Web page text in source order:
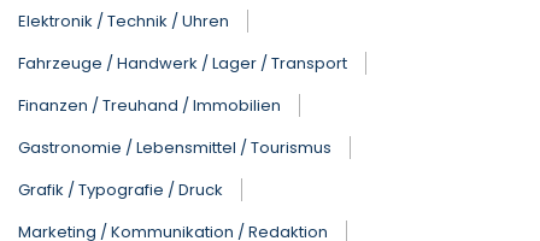
Elektronik / Technik / Uhren
Fahrzeuge / Handwerk / Lager / Transport
Finanzen / Treuhand / Immobilien
Gastronomie / Lebensmittel / Tourismus
Grafik / Typografie / Druck
Marketing / Kommunikation / Redaktion